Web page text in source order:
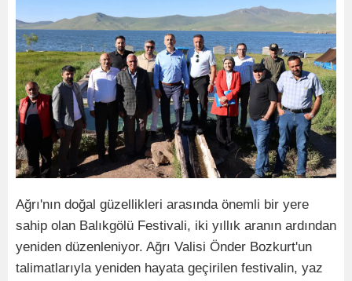
Ağrı'nın doğal güzellikleri arasında önemli bir yere
sahip olan Balıkgölü Festivali, iki yıllık aranın ardından
yeniden düzenleniyor. Ağrı Valisi Önder Bozkurt'un
talimatlarıyla yeniden hayata geçirilen festivalin, yaz